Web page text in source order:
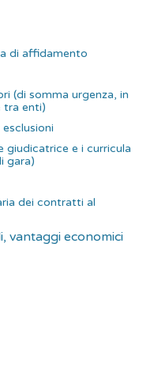
di affidamento
(di somma urgenza, in
tra enti)
giudicatrice e i curricula
gara)
dei contratti al
vantaggi economici